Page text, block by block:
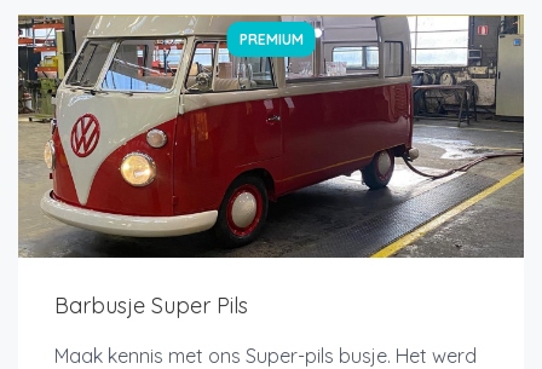
PREMIUM
Barbusje Super Pils
Maak kennis met ons Super-pils busje. Het werd